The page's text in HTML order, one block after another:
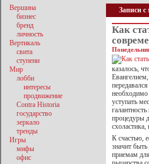
Записи с
Как
казалось,
уступать
процедуры
схоластика,
К счастью,
значит
приемам
Вершина
бизнес
бренд
личность
Вертикаль
свита
ступени
Мир
лобби
интересы
продвижение
Contra Historia
государство
зеркало
тренды
Игры
мифы
офис